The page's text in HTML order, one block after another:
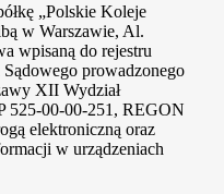
„Polskie Koleje
w Warszawie, Al.
wpisaną do rejestru
prowadzonego
XII Wydział
525-00-00-251, REGON
elektroniczną oraz
w urządzeniach